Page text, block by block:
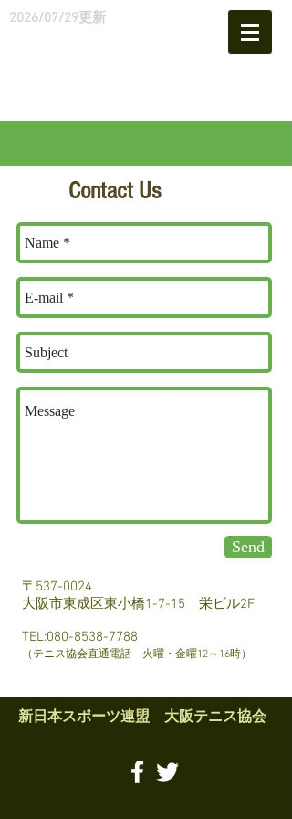
2026/07/29更新
Contact Us
Send
〒537-0024
大阪市東成区東小橋1-7-15 栄ビル2F
TEL:080-8538-7788
（テニス協会直通電話 火曜・金曜12～16時）
新日本スポーツ連盟 大阪テニス協会